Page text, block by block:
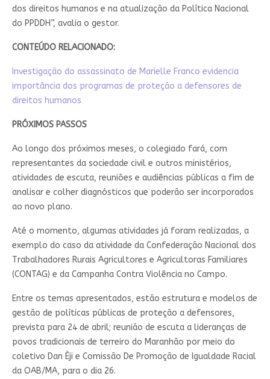
dos direitos humanos e na atualização da Política Nacional
do PPDDH”, avalia o gestor.
CONTEÚDO RELACIONADO:
Investigação do assassinato de Marielle Franco evidencia
importância dos programas de proteção a defensores de
direitos humanos
PRÓXIMOS PASSOS
Ao longo dos próximos meses, o colegiado fará, com
representantes da sociedade civil e outros ministérios,
atividades de escuta, reuniões e audiências públicas a fim de
analisar e colher diagnósticos que poderão ser incorporados
ao novo plano.
Até o momento, algumas atividades já foram realizadas, a
exemplo do caso da atividade da Confederação Nacional dos
Trabalhadores Rurais Agricultores e Agricultoras Familiares
(CONTAG) e da Campanha Contra Violência no Campo.
Entre os temas apresentados, estão estrutura e modelos de
gestão de políticas públicas de proteção a defensores,
prevista para 24 de abril; reunião de escuta a lideranças de
povos tradicionais de terreiro do Maranhão por meio do
coletivo Dan Èji e Comissão De Promoção de Igualdade Racial
da OAB/MA, para o dia 26.